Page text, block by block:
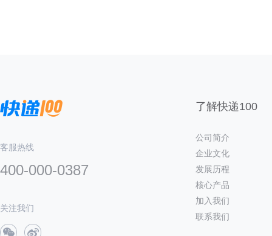
客服热线
400-000-0387
关注我们
了解快递100
公司简介
企业文化
发展历程
核心产品
加入我们
联系我们